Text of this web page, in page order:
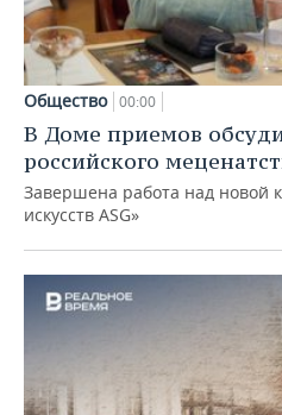
Общество 00:00
В Доме приемов
российского
Завершена работа над новой
искусств ASG»